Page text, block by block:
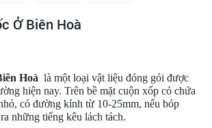
Ở Biên Hoà
Hoà là một loại vật liệu đóng gói được
hiện nay. Trên bề mặt cuộn xốp có chứa
có đường kính từ 10-25mm, nếu bóp
những tiếng kêu lách tách.